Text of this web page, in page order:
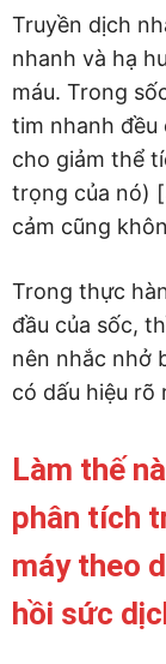
Truyền dịch
nhanh và hạ
máu. Trong
tim nhanh đều
cho giảm thể
trọng của nó)
cảm cũng
Trong thực
đầu của sốc,
nên nhắc nhở
có dấu hiệu rõ
Làm thế
phân tích
máy theo
hồi sức